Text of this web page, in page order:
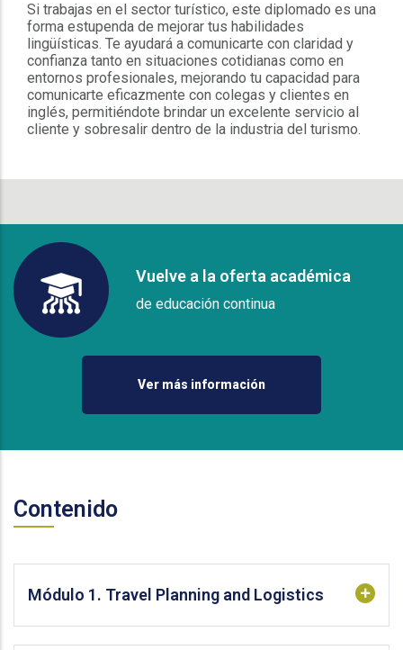
Si trabajas en el sector turístico, este diplomado es una
forma estupenda de mejorar tus habilidades
lingüísticas. Te ayudará a comunicarte con claridad y
confianza tanto en situaciones cotidianas como en
entornos profesionales, mejorando tu capacidad para
comunicarte eficazmente con colegas y clientes en
inglés, permitiéndote brindar un excelente servicio al
cliente y sobresalir dentro de la industria del turismo.
Vuelve a la oferta académica
de educación continua
Ver más información
Contenido
Módulo 1. Travel Planning and Logistics